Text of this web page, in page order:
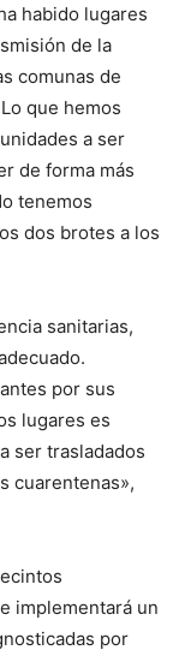
habido lugares
de la
comunas de
que hemos
a ser
de forma más
tenemos
dos brotes a los
sanitarias,
por sus
lugares es
ser trasladados
cuarentenas»,
implementará un
por